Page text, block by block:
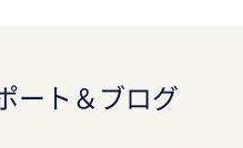
ート＆ブログ